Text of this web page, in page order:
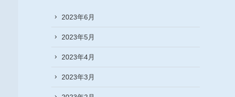
2023年6月
2023年5月
2023年4月
2023年3月